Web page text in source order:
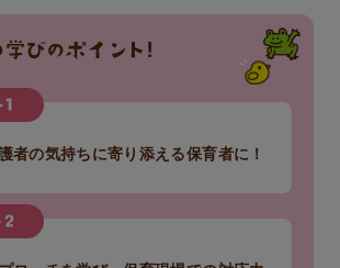
者の気持ちに寄り添える保育者に！